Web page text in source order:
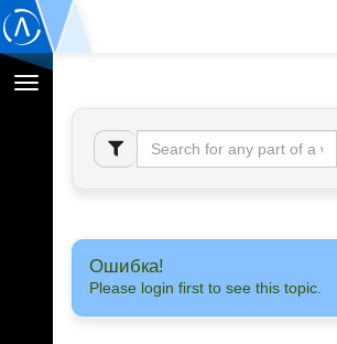
Переключение
навигации
Ошибка!
Please login first to see this topic.